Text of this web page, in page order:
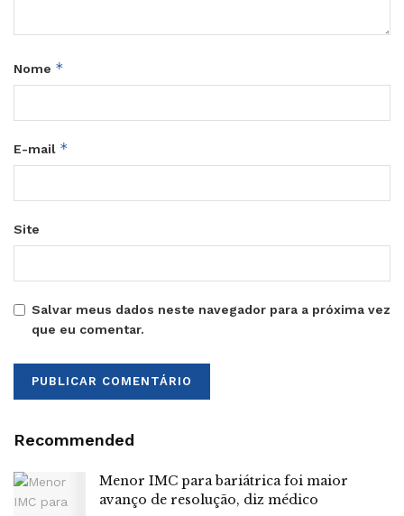
Nome *
E-mail *
Site
Salvar meus dados neste navegador para a próxima vez
que eu comentar.
Recommended
Menor IMC para bariátrica foi maior
avanço de resolução, diz médico